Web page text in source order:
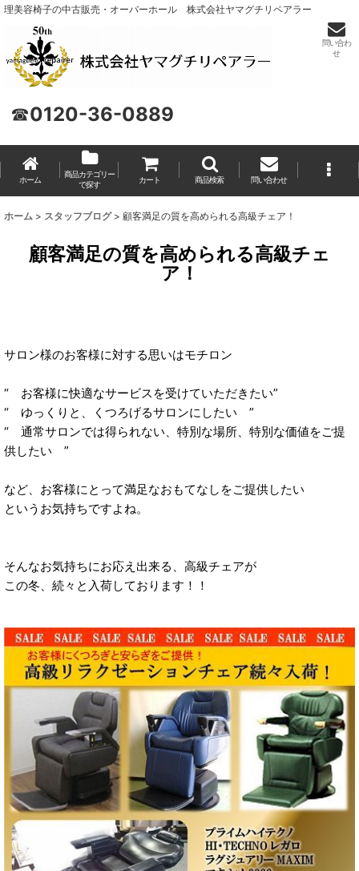
理美容椅子の中古販売・オーバーホール 株式会社ヤマグチリペアラー
☎0120-36-0889
問い合わ
せ
ホーム
商品カテゴリー
で探す
カート 商品検索 問い合わせ
ホーム > スタッフブログ > 顧客満足の質を高められる高級チェア！
顧客満足の質を高められる高級チェ
ア！
サロン様のお客様に対する思いはモチロン
“ お客様に快適なサービスを受けていただきたい”
“ ゆっくりと、くつろげるサロンにしたい ”
“ 通常サロンでは得られない、特別な場所、特別な価値をご提
供したい ”
など、お客様にとって満足なおもてなしをご提供したい
というお気持ちですよね。
そんなお気持ちにお応え出来る、高級チェアが
この冬、続々と入荷しております！！